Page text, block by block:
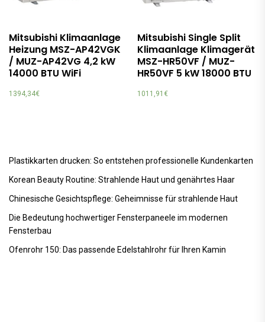
Mitsubishi Klimaanlage
Heizung MSZ-AP42VGK
/ MUZ-AP42VG 4,2 kW
14000 BTU WiFi
1394,34€
Mitsubishi Single Split
Klimaanlage Klimagerät
MSZ-HR50VF / MUZ-
HR50VF 5 kW 18000 BTU
1011,91 €
Plastikkarten drucken: So entstehen professionelle Kundenkarten
Korean Beauty Routine: Strahlende Haut und genährtes Haar
Chinesische Gesichtspflege: Geheimnisse für strahlende Haut
Die Bedeutung hochwertiger Fensterpaneele im modernen
Fensterbau
Ofenrohr 150: Das passende Edelstahlrohr für Ihren Kamin